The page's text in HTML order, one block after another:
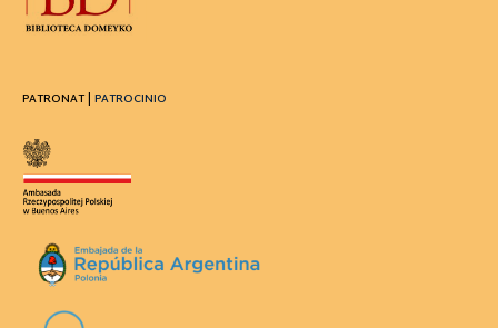
PATRONAT | PATROCINIO